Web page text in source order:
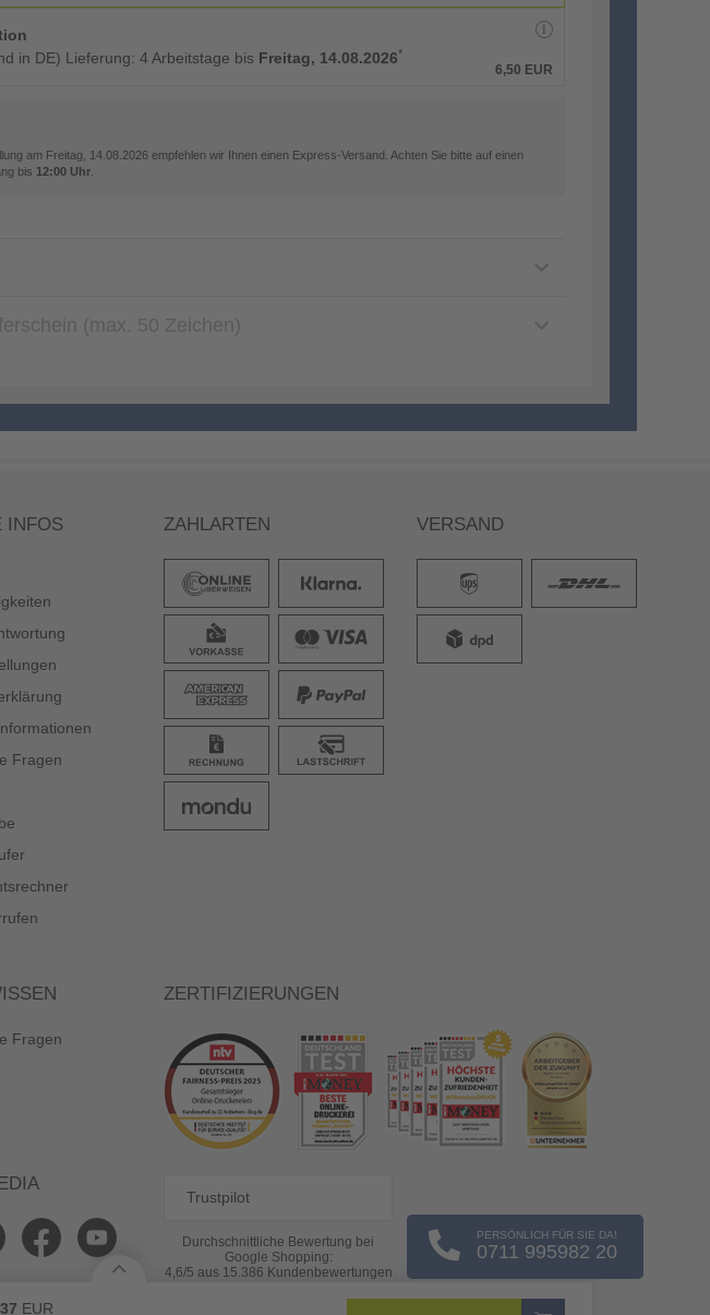
in DE) Lieferung: 4 Arbeitstage bis Freitag, 14.08.2026*
6,50 EUR
am Freitag, 14.08.2026 empfehlen wir Ihnen einen Express-Versand. Achten Sie bitte auf einen
bis 12:00 Uhr
EUR
PERSÖNLICH FÜR SIE DA!
0711 995982 20
INFOS
Fragen
ZAHLARTEN VERSAND
Fragen
ZERTIFIZIERUNGEN
Trustpilot
Durchschnittliche Bewertung bei
Google Shopping:
4,6/5 aus 15.386 Kundenbewertungen